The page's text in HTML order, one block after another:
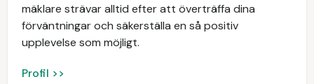
mäklare strävar alltid efter att överträffa dina
förväntningar och säkerställa en så positiv
upplevelse som möjligt.
Profil >>